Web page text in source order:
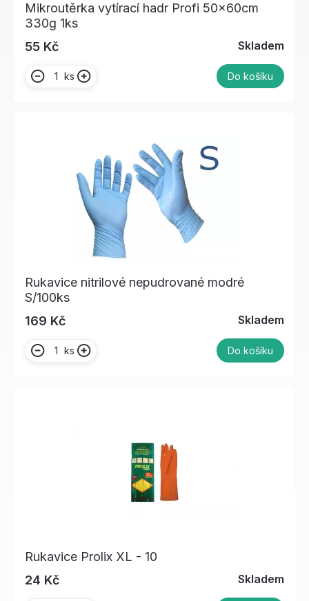
Mikroutěrka vytírací hadr Profi 50x60cm
330g 1ks
55 Kč
Skladem
ks Do košíku
Rukavice nitrilové nepudrované modré
S/100ks
169 Kč
Skladem
ks Do košíku
Rukavice Prolix XL - 10
24 Kč
Skladem